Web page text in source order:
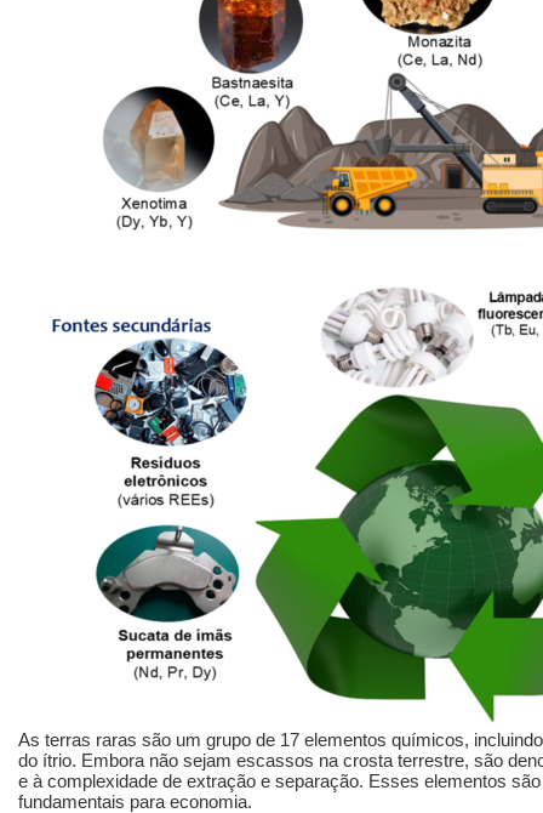
As terras raras são um grupo de 17 elementos químicos,
do ítrio. Embora não sejam escassos na crosta terrestre, são
e à complexidade de extração e separação. Esses elementos
fundamentais para economia.